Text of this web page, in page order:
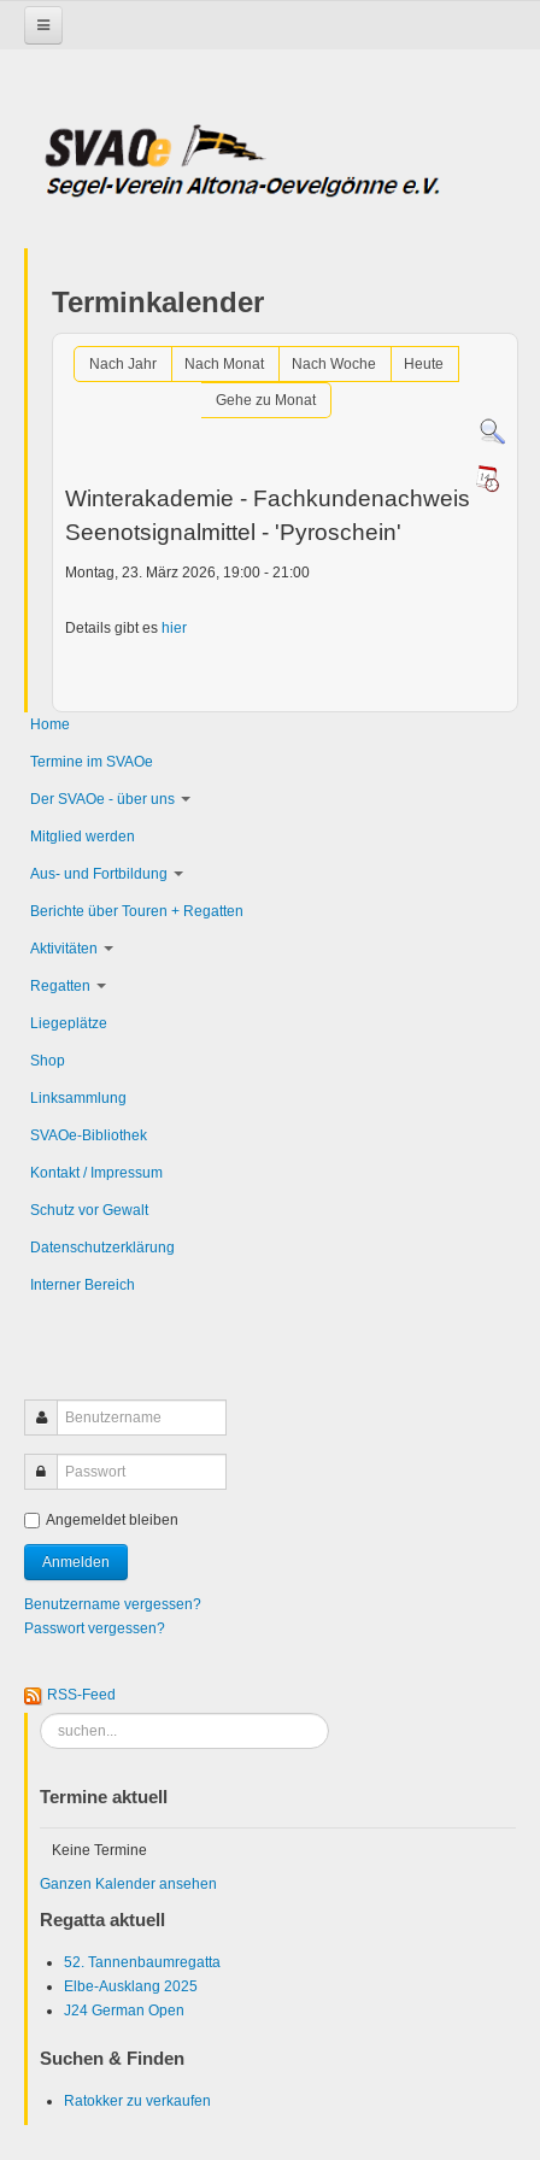
Terminkalender
Nach Jahr Nach Monat Nach Woche Heute
Gehe zu Monat
Winterakademie - Fachkundenachweis
Seenotsignalmittel - 'Pyroschein'
Montag, 23. März 2026, 19:00 - 21:00
Details gibt es hier
Home
Termine im SVAOe
Der SVAOe - über uns
Mitglied werden
Aus- und Fortbildung
Berichte über Touren + Regatten
Aktivitäten
Regatten
Liegeplätze
Shop
Linksammlung
SVAOe-Bibliothek
Kontakt / Impressum
Schutz vor Gewalt
Datenschutzerklärung
Interner Bereich
Angemeldet bleiben
Benutzername vergessen?
Passwort vergessen?
RSS-Feed
Suchen
...
Termine aktuell
Keine Termine
Ganzen Kalender ansehen
Regatta aktuell
52. Tannenbaumregatta
Elbe-Ausklang 2025
J24 German Open
Suchen & Finden
Ratokker zu verkaufen